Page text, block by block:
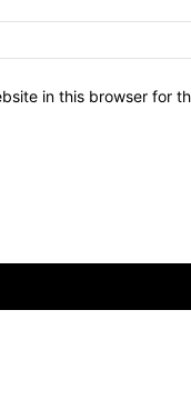
in this browser for